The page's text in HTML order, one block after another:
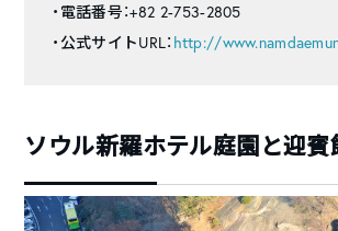
・電話番号：+82 2-753-2805
・公式サイトURL： http://
ソウル新羅ホテル庭園と迎賓